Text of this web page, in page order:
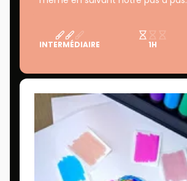
INTERMÉDIAIRE 1H